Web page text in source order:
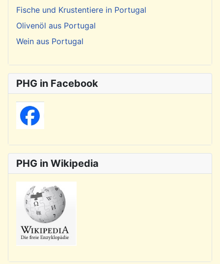
Fische und Krustentiere in Portugal
Olivenöl aus Portugal
Wein aus Portugal
PHG in Facebook
PHG in Wikipedia